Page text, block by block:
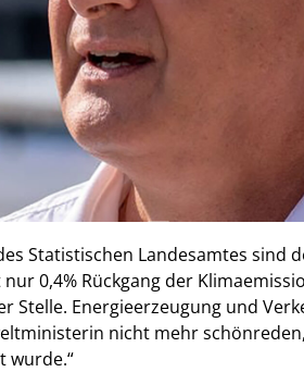
Statistischen Landesamtes sind
0,4% Rückgang der
Stelle. Energieerzeugung und
nicht mehr
wurde.“